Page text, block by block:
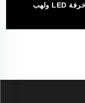
بعد وزخرفة LED ولهب